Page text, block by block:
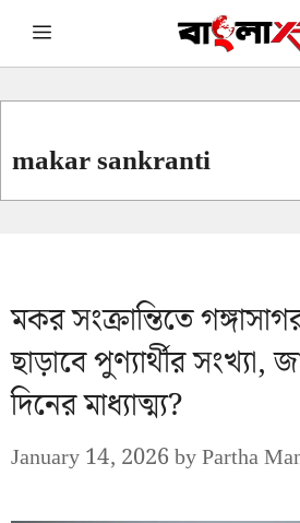
Skip Menu
makar sankranti
মকর সংক্রান্তিতে
ছাড়াবে পুণ্যার্থীর
দিনের মাধ্যাত্ম্য?
January 14, 2026byPartha